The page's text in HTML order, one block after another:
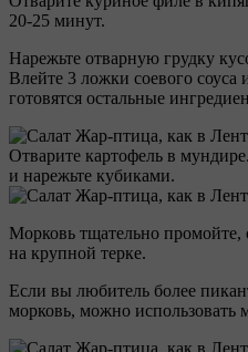
20-25 минут.
Нарежьте отварную грудку
Влейте 3 ложки соевого соуса
готовятся остальные
Отварите картофель в
и нарежьте кубиками.
Морковь тщательно промойте,
на крупной терке.
Если вы любитель более
морковь, можно